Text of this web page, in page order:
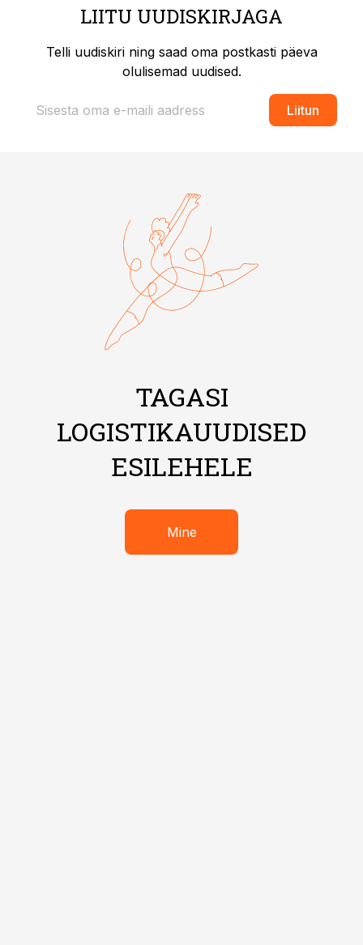
LIITU UUDISKIRJAGA
Telli uudiskiri ning saad oma postkasti päeva
olulisemad uudised.
Liitun
TAGASI
LOGISTIKAUUDISED
ESILEHELE
Mine